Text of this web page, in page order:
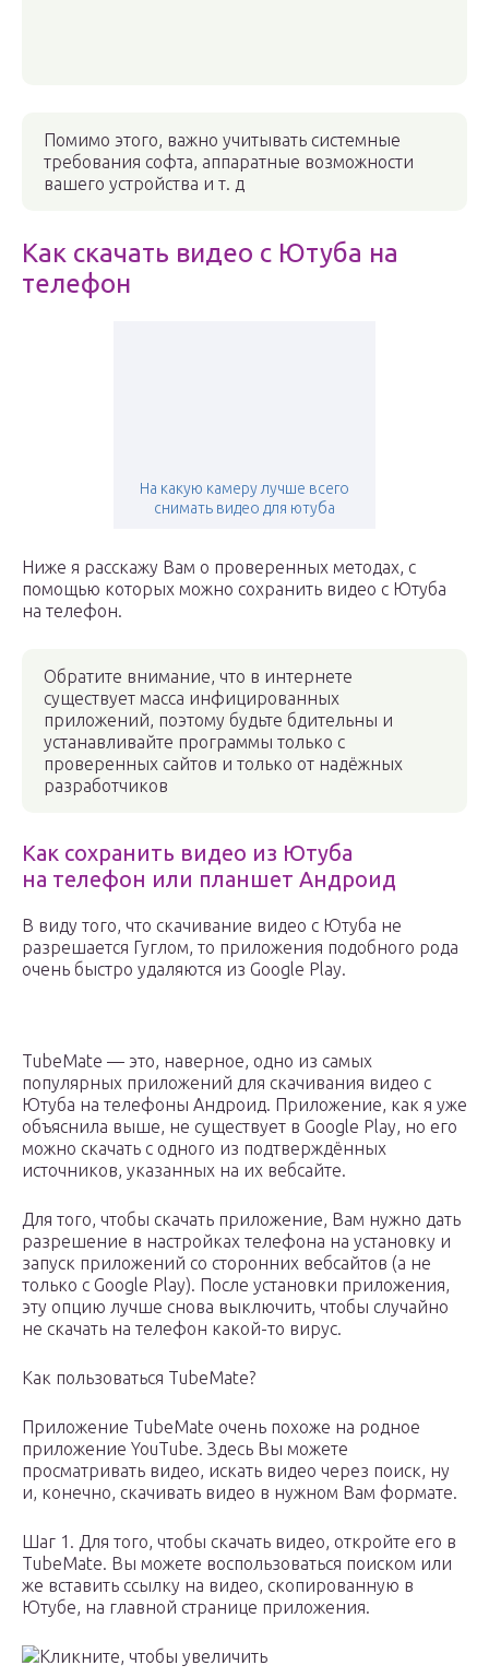
Помимо этого, важно учитывать системные
требования софта, аппаратные возможности
вашего устройства и т. д
Как скачать видео с Ютуба на
телефон
На какую камеру лучше всего
снимать видео для ютуба
Ниже я расскажу Вам о проверенных методах, с
помощью которых можно сохранить видео с Ютуба
на телефон.
Обратите внимание, что в интернете
существует масса инфицированных
приложений, поэтому будьте бдительны и
устанавливайте программы только с
проверенных сайтов и только от надёжных
разработчиков
Как сохранить видео из Ютуба
на телефон или планшет Андроид
В виду того, что скачивание видео с Ютуба не
разрешается Гуглом, то приложения подобного рода
очень быстро удаляются из Google Play.
TubeMate — это, наверное, одно из самых
популярных приложений для скачивания видео с
Ютуба на телефоны Андроид. Приложение, как я уже
объяснила выше, не существует в Google Play, но его
можно скачать с одного из подтверждённых
источников, указанных на их вебсайте.
Для того, чтобы скачать приложение, Вам нужно дать
разрешение в настройках телефона на установку и
запуск приложений со сторонних вебсайтов (а не
только с Google Play). После установки приложения,
эту опцию лучше снова выключить, чтобы случайно
не скачать на телефон какой-то вирус.
Как пользоваться TubeMate?
Приложение TubeMate очень похоже на родное
приложение YouTube. Здесь Вы можете
просматривать видео, искать видео через поиск, ну
и, конечно, скачивать видео в нужном Вам формате.
Шаг 1. Для того, чтобы скачать видео, откройте его в
TubeMate. Вы можете воспользоваться поиском или
же вставить ссылку на видео, скопированную в
Ютубе, на главной странице приложения.
Кликните, чтобы увеличить